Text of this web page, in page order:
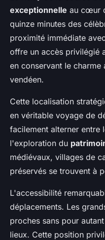
exceptionnelle au cœur
quinze minutes des
proximité immédiate
offre un accès privilégié
en conservant le
vendéen.
Cette localisation
en véritable voyage de
facilement alterner entre
l'exploration du
médiévaux, villages de
préservés se trouvent à
L'accessibilité
déplacements. Les
proches sans pour
lieux. Cette position